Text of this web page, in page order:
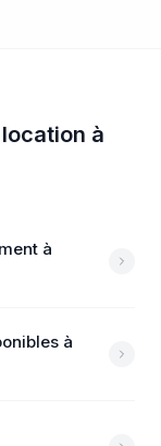
à
à
à